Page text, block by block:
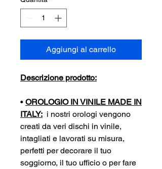
Aggiungi al carrello
Descrizione prodotto:
• OROLOGIO IN VINILE MADE IN
ITALY: i nostri orologi vengono
creati da veri dischi in vinile,
intagliati e lavorati su misura,
perfetti per decorare il tuo
soggiorno, il tuo ufficio o per fare